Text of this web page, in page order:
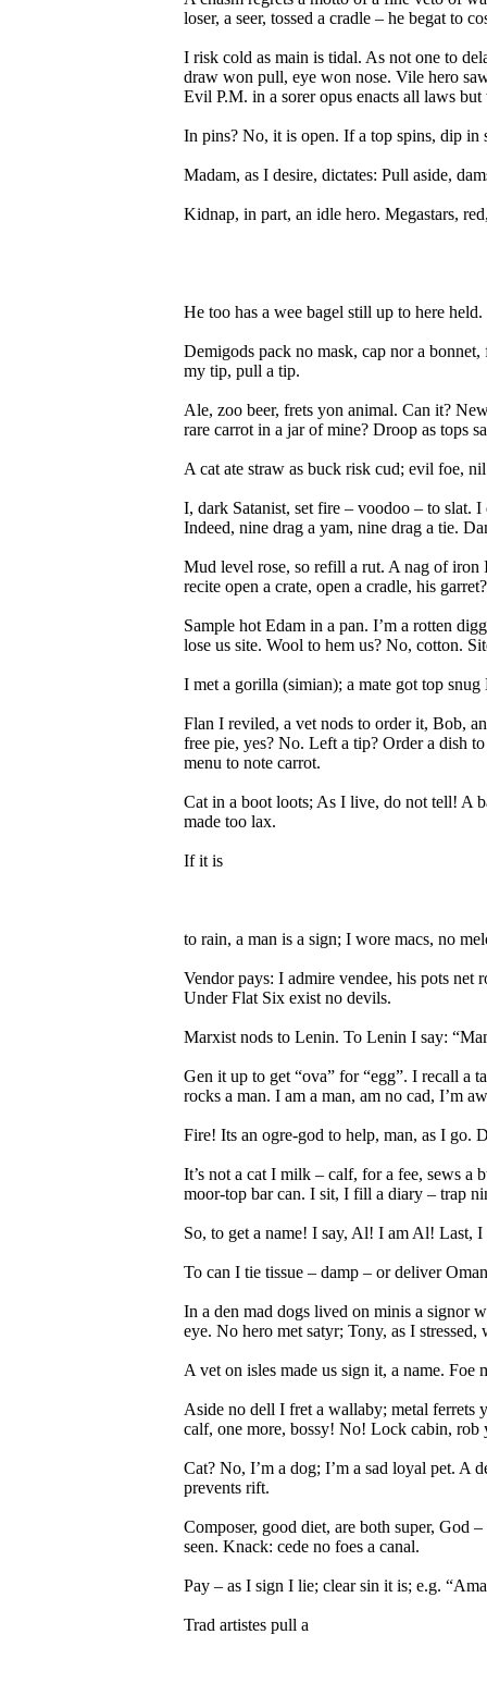
loser, a seer, tossed a cradle – he begat to
I risk cold as main is tidal. As not one to
draw won pull, eye won nose. Vile hero
Evil P.M. in a sorer opus enacts all laws
In pins? No, it is open. If a top spins, dip in
Madam, as I desire, dictates: Pull aside,
Kidnap, in part, an idle hero. Megastars,
He too has a wee bagel still up to here held.
Demigods pack no mask, cap nor a
my tip, pull a tip.
Ale, zoo beer, frets yon animal. Can it?
rare carrot in a jar of mine? Droop as tops
A cat ate straw as buck risk cud; evil foe,
I, dark Satanist, set fire – voodoo – to slat.
Indeed, nine drag a yam, nine drag a tie.
Mud level rose, so refill a rut. A nag of
recite open a crate, open a cradle, his garret?
Sample hot Edam in a pan. I’m a rotten
lose us site. Wool to hem us? No, cotton.
I met a gorilla (simian); a mate got top
Flan I reviled, a vet nods to order it, Bob,
free pie, yes? No. Left a tip? Order a dish
menu to note carrot.
Cat in a boot loots; As I live, do not tell! A
made too lax.
If it is
to rain, a man is a sign; I wore macs, no
Vendor pays: I admire vendee, his pots
Under Flat Six exist no devils.
Marxist nods to Lenin. To Lenin I say:
Gen it up to get “ova” for “egg”. I recall a
rocks a man. I am a man, am no cad, I’m
Fire! Its an ogre-god to help, man, as I go.
It’s not a cat I milk – calf, for a fee, sews
moor-top bar can. I sit, I fill a diary – trap
So, to get a name! I say, Al! I am Al! Last, I
To can I tie tissue – damp – or deliver
In a den mad dogs lived on minis a signor
eye. No hero met satyr; Tony, as I stressed,
A vet on isles made us sign it, a name. Foe
Aside no dell I fret a wallaby; metal
calf, one more, bossy! No! Lock cabin, rob
Cat? No, I’m a dog; I’m a sad loyal pet. A
prevents rift.
Composer, good diet, are both super, God
seen. Knack: cede no foes a canal.
Pay – as I sign I lie; clear sin it is; e.g.
Trad artistes pull a